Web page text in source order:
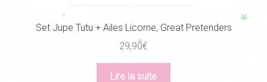
Set Jupe Tutu + Ailes Licorne, Great Pretenders
29,90€
Lire la suite